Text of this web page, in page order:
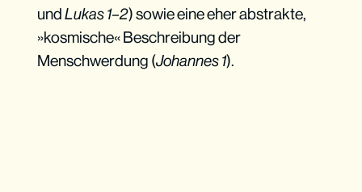
undLukas 1–2) sowie eine eher abstrakte,
»kosmische« Beschreibung der
Menschwerdung (Johannes 1).